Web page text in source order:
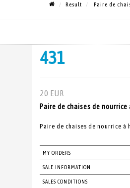
Result Paire de
431
20 EUR
Paire de chaises de
Paire de chaises de nourrice
MY ORDERS
SALE INFORMATION
SALES CONDITIONS